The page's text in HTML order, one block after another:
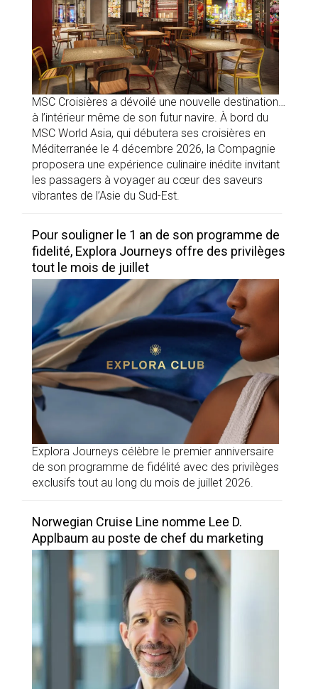
MSC Croisières a dévoilé une nouvelle destination…
à l’intérieur même de son futur navire. À bord du
MSC World Asia, qui débutera ses croisières en
Méditerranée le 4 décembre 2026, la Compagnie
proposera une expérience culinaire inédite invitant
les passagers à voyager au cœur des saveurs
vibrantes de l’Asie du Sud-Est.
Pour souligner le 1 an de son programme de
fidelité, Explora Journeys offre des privilèges
tout le mois de juillet
Explora Journeys célèbre le premier anniversaire
de son programme de fidélité avec des privilèges
exclusifs tout au long du mois de juillet 2026.
Norwegian Cruise Line nomme Lee D.
Applbaum au poste de chef du marketing